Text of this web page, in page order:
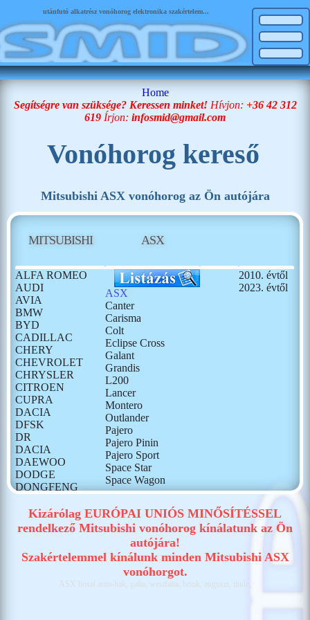
utánfutó alkatrész vonóhorog elektronika szakértelem...
Home
Segítségre van szüksége? Keressen minket! Hívjon: +36 42 312
619 Írjon: infosmid@gmail.com
Vonóhorog kereső
Mitsubishi ASX vonóhorog az Ön autójára
MITSUBISHI ASX
ALFA ROMEO
AUDI
AVIA
BMW
BYD
CADILLAC
CHERY
CHEVROLET
CHRYSLER
CITROEN
CUPRA
DACIA
DFSK
DR
DACIA
DAEWOO
DODGE
DONGFENG
FORD
GONOW
HUMMER
ASX
Canter
Carisma
Colt
Eclipse Cross
Galant
Grandis
L200
Lancer
Montero
Outlander
Pajero
Pajero Pinin
Pajero Sport
Space Star
Space Wagon
2010. évtől
2023. évtől
Kizárólag EURÓPAI UNIÓS MINŐSÍTÉSSEL
rendelkező Mitsubishi vonóhorog kínálatunk az Ön
autójára!
Szakértelemmel kínálunk minden Mitsubishi ASX
vonóhorgot.
ASX bosal auto-hak, galia, westfalia, brink, auguszt, thule,